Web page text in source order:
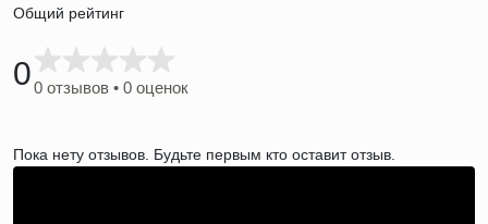
Общий рейтинг
00 отзывов • 0 оценок
Пока нету отзывов. Будьте первым кто оставит отзыв.